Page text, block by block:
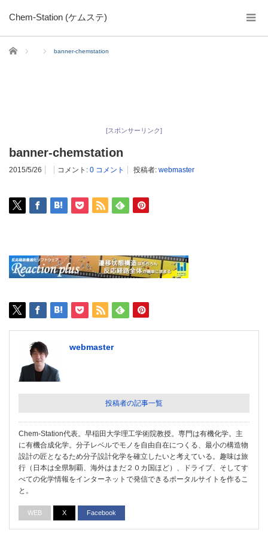
Chem-Station (ケムステ)
ホーム banner-chemstation
[スポンサーリンク]
banner-chemstation
2015/5/26 コメント: 0 コメント 投稿者: webmaster
webmaster
投稿者の記事一覧
Chem-Station代表。早稲田大学理工学術院教授。専門は有機化学。主
に有機合成化学。分子レベルでモノを自由自在につくる、最小の構造物
設計の匠となるため分子設計化学を確立したいと考えている。趣味は旅
行（日本は全県制覇、海外はまだ２０カ国ほど）、ドライブ、そしてす
べての化学情報をインターネットで発信できるポータルサイトを作るこ
と。
WEB X Facebook